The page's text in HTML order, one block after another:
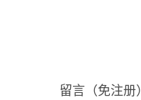
留言（免注册）